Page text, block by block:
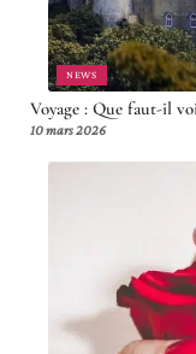
NEWS
Voyage : Que faut-il
10 mars 2026